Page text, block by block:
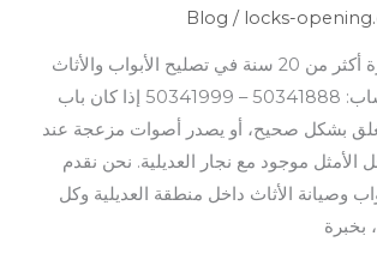
Blog / locks-
الأبواب والأثاث
الاتصال والواتساب: 50341888 – 50341999 إذا كان باب
بشكل صحيح، أو يصدر أصوات مزعجة عند
الأمثل موجود مع نجار العديلية. نحن نقدم
وصيانة الأثاث داخل منطقة العديلية وكل
بخبرة